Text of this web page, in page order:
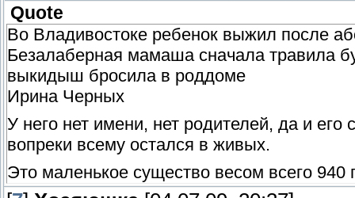
На момент, когда ее обнаружили, у Байи
спасательного круга. В итоге один из
Продрогшую девочку усиленно
удалось узнать ее имя и адрес. Как
с мамой. Матери Байи той ночью выжить
«Она так дрожала, так
– Мы закутали ее в четыре
сладкой водой. Затем
Quote
Во Владивостоке ребенок выжил после
Безалаберная мамаша сначала травила
выкидыш бросила в роддоме
Ирина Черных
У него нет имени, нет родителей, да и
вопреки всему остался в живых.
Это маленькое существо весом всего
было находиться в утробе матери. Но на